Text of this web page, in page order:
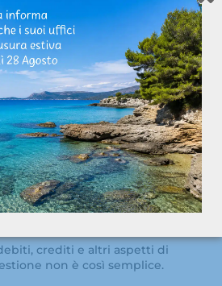
come
i contratti con i
ed i debiti da e
di complessità associato alle
di un’azienda troviamo la
dei contratti, dei debiti e dei
della firma dell’atto.
di carattere personale, si
verso la nuova proprietà
riguardano i rapporti di lavoro e
crediti e altri aspetti di
non è così semplice.